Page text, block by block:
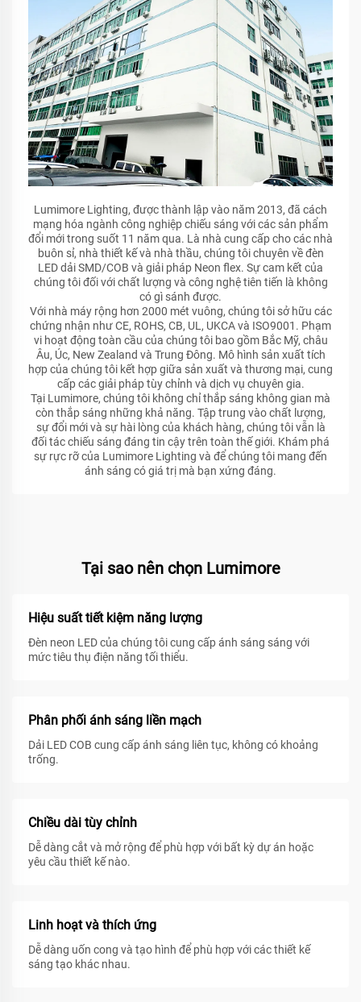
Lumimore Lighting, được thành lập vào năm 2013, đã cách
mạng hóa ngành công nghiệp chiếu sáng với các sản phẩm
đổi mới trong suốt 11 năm qua. Là nhà cung cấp cho các nhà
buôn sỉ, nhà thiết kế và nhà thầu, chúng tôi chuyên về đèn
LED dải SMD/COB và giải pháp Neon flex. Sự cam kết của
chúng tôi đối với chất lượng và công nghệ tiên tiến là không
có gì sánh được.
Với nhà máy rộng hơn 2000 mét vuông, chúng tôi sở hữu các
chứng nhận như CE, ROHS, CB, UL, UKCA và ISO9001. Phạm
vi hoạt động toàn cầu của chúng tôi bao gồm Bắc Mỹ, châu
Âu, Úc, New Zealand và Trung Đông. Mô hình sản xuất tích
hợp của chúng tôi kết hợp giữa sản xuất và thương mại, cung
cấp các giải pháp tùy chỉnh và dịch vụ chuyên gia.
Tại Lumimore, chúng tôi không chỉ thắp sáng không gian mà
còn thắp sáng những khả năng. Tập trung vào chất lượng,
sự đổi mới và sự hài lòng của khách hàng, chúng tôi vẫn là
đối tác chiếu sáng đáng tin cậy trên toàn thế giới. Khám phá
sự rực rỡ của Lumimore Lighting và để chúng tôi mang đến
ánh sáng có giá trị mà bạn xứng đáng.
Tại sao nên chọn Lumimore
Hiệu suất tiết kiệm năng lượng
Đèn neon LED của chúng tôi cung cấp ánh sáng sáng với
mức tiêu thụ điện năng tối thiểu.
Phân phối ánh sáng liền mạch
Dải LED COB cung cấp ánh sáng liên tục, không có khoảng
trống.
Chiều dài tùy chỉnh
Dễ dàng cắt và mở rộng để phù hợp với bất kỳ dự án hoặc
yêu cầu thiết kế nào.
Linh hoạt và thích ứng
Dễ dàng uốn cong và tạo hình để phù hợp với các thiết kế
sáng tạo khác nhau.